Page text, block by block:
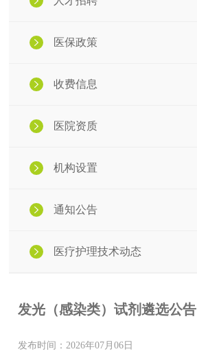
医保政策
收费信息
医院资质
机构设置
通知公告
医疗护理技术动态
发光（感染类）试剂遴选公告
发布时间：2026年07月06日